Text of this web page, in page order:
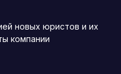
новых юристов и их
компании